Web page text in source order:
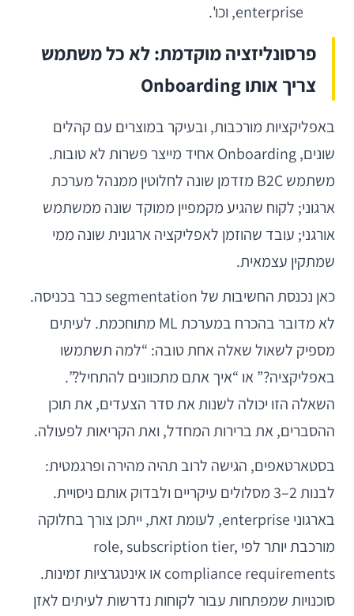
enterprise, וכו'.
פרסונליזציה מוקדמת: לא כל משתמש
צריך אותו Onboarding
באפליקציות מורכבות, ובעיקר במוצרים עם קהלים
שונים, Onboarding אחיד מייצר פשרות לא טובות.
משתמש B2C מזדמן שונה לחלוטין ממנהל מערכת
ארגוני; לקוח שהגיע מקמפיין ממוקד שונה ממשתמש
אורגני; עובד שהוזמן לאפליקציה ארגונית שונה ממי
שמתקין עצמאית.
כאן נכנסת החשיבות של segmentation כבר בכניסה.
לא מדובר בהכרח במערכת ML מתוחכמת. לעיתים
מספיק לשאול שאלה אחת טובה: “למה תשתמשו
באפליקציה?” או “איך אתם מתכוונים להתחיל?”.
השאלה הזו יכולה לשנות את סדר הצעדים, את תוכן
ההסברים, את ברירות המחדל, ואת הקריאות לפעולה.
בסטארטאפים, הגישה לרוב תהיה מהירה ופרגמטית:
לבנות 2–3 מסלולים עיקריים ולבדוק אותם ניסויית.
בארגוני enterprise, לעומת זאת, ייתכן צורך בחלוקה
מורכבת יותר לפי role, subscription tier,
compliance requirements או אינטגרציות זמינות.
סוכנויות שמפתחות עבור לקוחות נדרשות לעיתים לאזן